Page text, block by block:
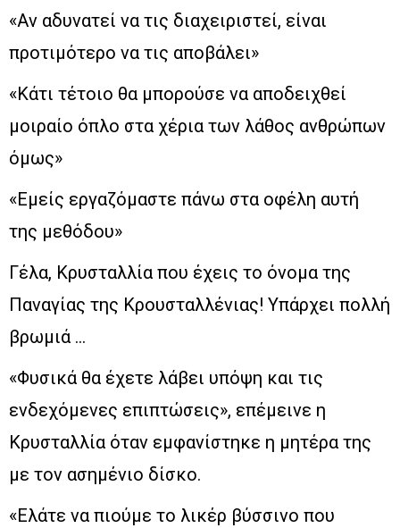
«Αν αδυνατεί να τις διαχειριστεί, είναι
προτιμότερο να τις αποβάλει»
«Κάτι τέτοιο θα μπορούσε να αποδειχθεί
μοιραίο όπλο στα χέρια των λάθος ανθρώπων
όμως»
«Εμείς εργαζόμαστε πάνω στα οφέλη αυτή
της μεθόδου»
Γέλα, Κρυσταλλία που έχεις το όνομα της
Παναγίας της Κρουσταλλένιας! Υπάρχει πολλή
βρωμιά …
«Φυσικά θα έχετε λάβει υπόψη και τις
ενδεχόμενες επιπτώσεις», επέμεινε η
Κρυσταλλία όταν εμφανίστηκε η μητέρα της
με τον ασημένιο δίσκο.
«Ελάτε να πιούμε το λικέρ βύσσινο που